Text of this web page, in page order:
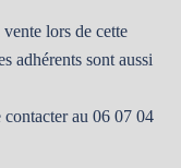
vente lors de cette
adhérents sont aussi
contacter au 06 07 04